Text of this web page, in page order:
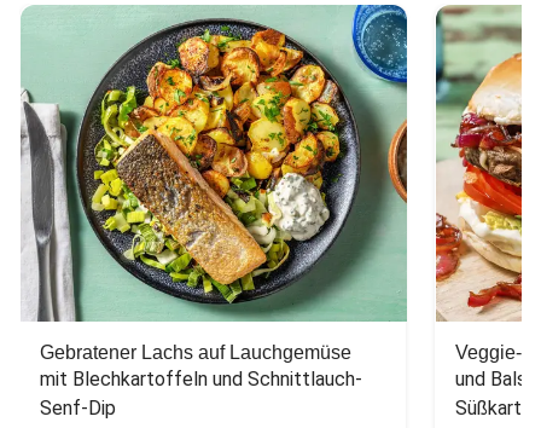
Gebratener Lachs auf Lauchgemüse
mit Blechkartoffeln und Schnittlauch-
Senf-Dip
Veggie-
und